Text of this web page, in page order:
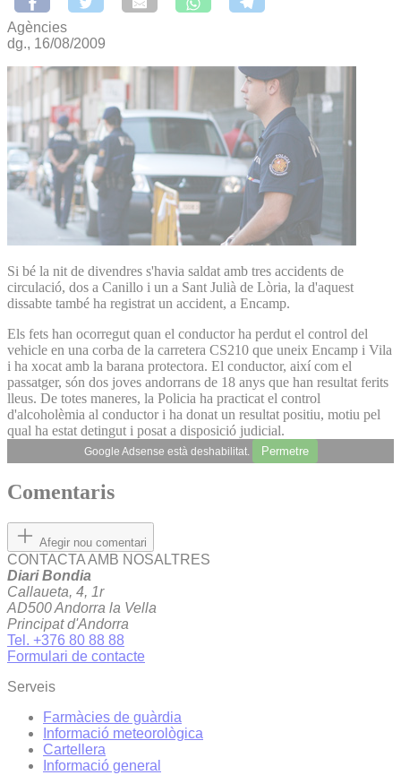
Agències
dg., 16/08/2009
Si bé la nit de divendres s'havia saldat amb tres accidents de
circulació, dos a Canillo i un a Sant Julià de Lòria, la d'aquest
dissabte també ha registrat un accident, a Encamp.
Els fets han ocorregut quan el conductor ha perdut el control del
vehicle en una corba de la carretera CS210 que uneix Encamp i Vila
i ha xocat amb la barana protectora. El conductor, així com el
passatger, són dos joves andorrans de 18 anys que han resultat ferits
lleus. De totes maneres, la Policia ha practicat el control
d'alcoholèmia al conductor i ha donat un resultat positiu, motiu pel
qual ha estat detingut i posat a disposició judicial.
Google Adsense està deshabilitat. Permetre
Comentaris
Afegir nou comentari
CONTACTA AMB NOSALTRES
Diari Bondia
Callaueta, 4, 1r
AD500 Andorra la Vella
Principat d'Andorra
Tel. +376 80 88 88
Formulari de contacte
Serveis
Farmàcies de guàrdia
Informació meteorològica
Cartellera
Informació general